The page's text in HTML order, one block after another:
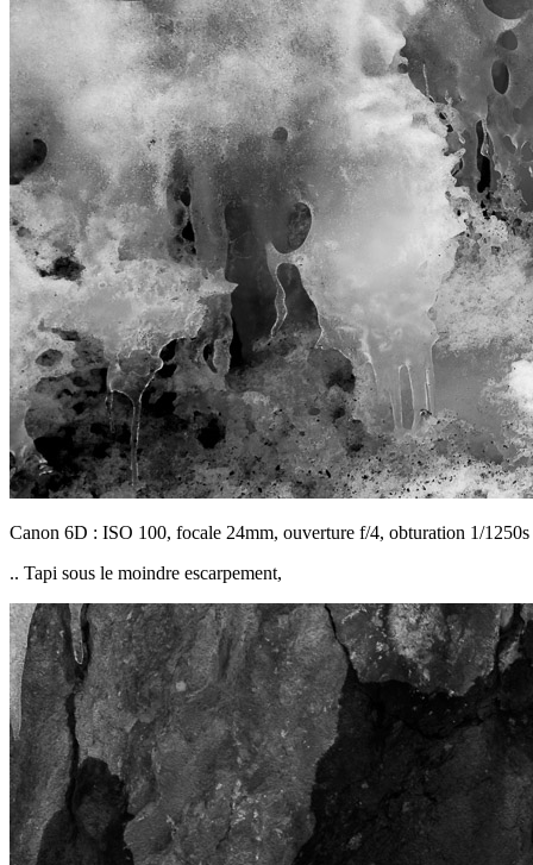
Canon 6D : ISO 100, focale 24mm, ouverture f/4, obturation 1/1250s
.. Tapi sous le moindre escarpement,